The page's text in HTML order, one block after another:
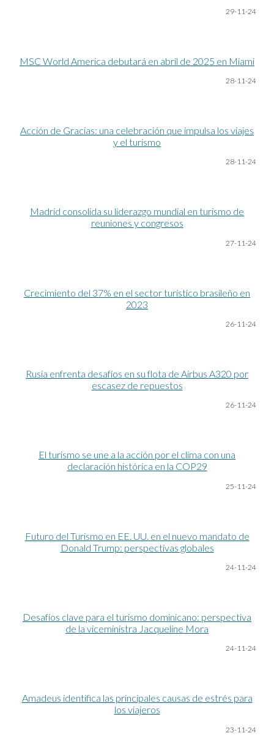
29-11-24
MSC World America debutará en abril de 2025 en Miami
28-11-24
Acción de Gracias: una celebración que impulsa los viajes
y el turismo
28-11-24
Madrid consolida su liderazgo mundial en turismo de
reuniones y congresos
27-11-24
Crecimiento del 37% en el sector turístico brasileño en
2023
26-11-24
Rusia enfrenta desafíos en su flota de Airbus A320 por
escasez de repuestos
26-11-24
El turismo se une a la acción por el clima con una
declaración histórica en la COP29
25-11-24
Futuro del Turismo en EE. UU. en el nuevo mandato de
Donald Trump: perspectivas globales
24-11-24
Desafíos clave para el turismo dominicano: perspectiva
de la viceministra Jacqueline Mora
24-11-24
Amadeus identifica las principales causas de estrés para
los viajeros
23-11-24